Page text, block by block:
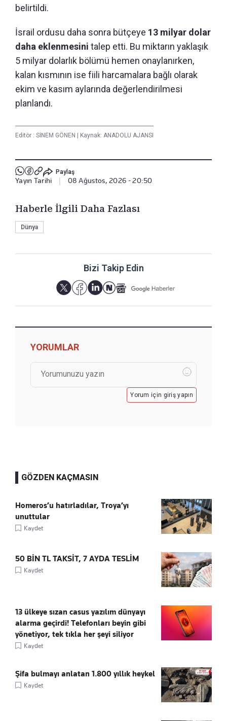
belirtildi.
İsrail ordusu daha sonra bütçeye 13 milyar dolar
daha eklenmesini talep etti. Bu miktarın yaklaşık
5 milyar dolarlık bölümü hemen onaylanırken,
kalan kısmının ise fiili harcamalara bağlı olarak
ekim ve kasım aylarında değerlendirilmesi
planlandı.
Editör : SİNEM GÖNEN Kaynak: ANADOLU AJANSI
Paylaş
Yayın Tarihi 08 Ağustos, 2026 - 20:50
Haberle İlgili Daha Fazlası
Dünya
Bizi Takip Edin
YORUMLAR
Yorum için giriş yapın
GÖZDEN KAÇMASIN
Homeros’u hatırladılar, Troya’yı
unuttular
Kaydet
50 BİN TL TAKSİT, 7 AYDA TESLİM
Kaydet
13 ülkeye sızan casus yazılım dünyayı
alarma geçirdi! Telefonları beyin gibi
yönetiyor, tek tıkla her şeyi siliyor
Kaydet
Şifa bulmayı anlatan 1.800 yıllık heykel
Kaydet